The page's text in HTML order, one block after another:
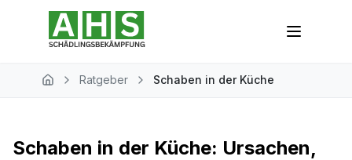
Zum Hauptinhalt springen
Home Ratgeber Schaben in der Küche
Schaben in der Küche: Ursachen,